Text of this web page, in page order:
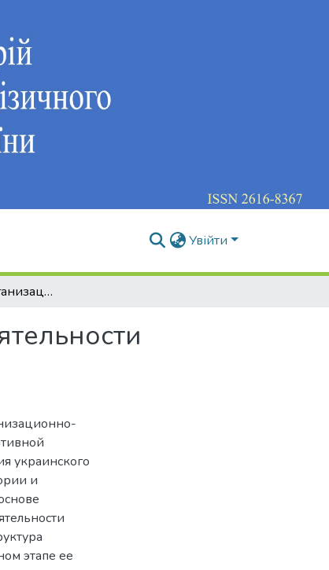
Увійти
Особенности организационного обеспечения деятельности федерации гандбола Украины
украинского
и
этапе ее